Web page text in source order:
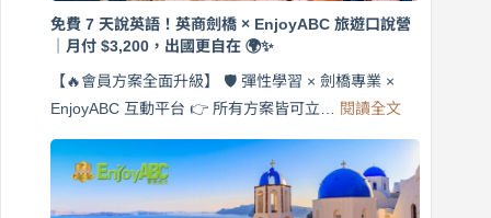
免費 7 天說英語！英商劍橋 × EnjoyABC 旅遊口說營
｜月付 $3,200，出國更自在 🌍✨
【🔥會員方案全面升級】 🛡️ 彈性學習 × 劍橋專業 ×
EnjoyABC 互動平台 👉 所有方案皆可立… 閱讀全文:
天
說